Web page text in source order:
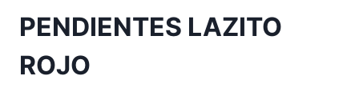
PENDIENTES LAZITO
ROJO